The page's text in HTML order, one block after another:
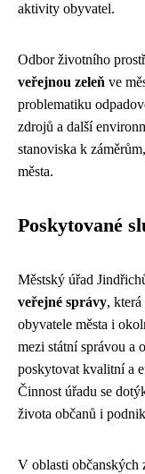
aktivity obyvatel.
Odbor životního
veřejnou zeleň ve
problematiku
zdrojů a další
stanoviska k
města.
Poskytované
Městský úřad
veřejné správy,
obyvatele města i
mezi státní správou a
poskytovat kvalitní a
Činnost úřadu se
života občanů i
V oblasti občanských